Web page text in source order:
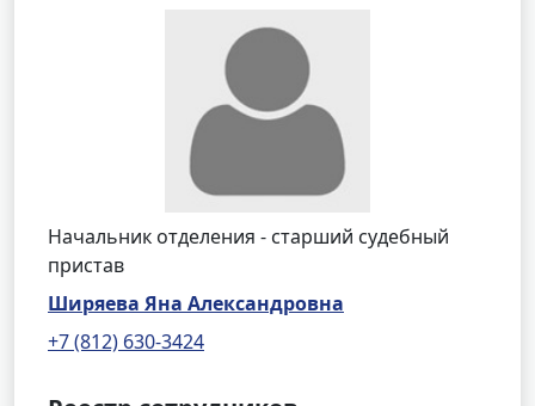
Начальник отделения - старший судебный
пристав
Ширяева Яна Александровна
+7 (812) 630-3424